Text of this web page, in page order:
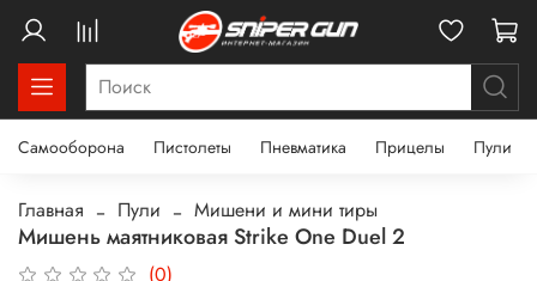
Самооборона Пистолеты Пневматика Прицелы Пули
Главная Пули Мишени и мини тиры
Мишень маятниковая Strike One Duel 2
(0)